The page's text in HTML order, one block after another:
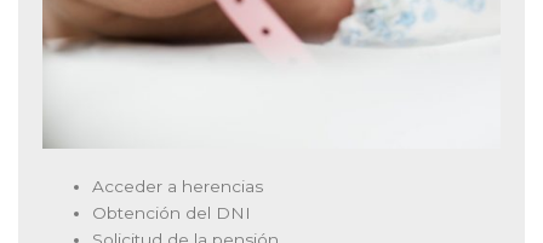
Acceder a herencias
Obtención del DNI